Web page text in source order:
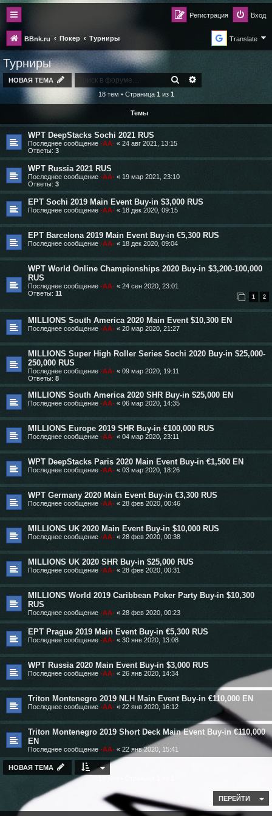
Вход
Регистрация
BBnk.ru Покер Турниры Translate
Турниры
НОВАЯ ТЕМА ПОИСК
18 тем • Страница 1 из 1
Темы
WPT DeepStacks Sochi 2021 RUS
Последнее сообщение -AA- « 24 авг 2021, 13:15
Ответы: 3
WPT Russia 2021 RUS
Последнее сообщение -AA- « 19 мар 2021, 23:10
Ответы: 3
EPT Sochi 2019 Main Event Buy-in $3,000 RUS
Последнее сообщение -AA- « 18 дек 2020, 09:15
EPT Barcelona 2019 Main Event Buy-in €5,300 RUS
Последнее сообщение -AA- « 18 дек 2020, 09:04
WPT World Online Championships 2020 Buy-in $3,200-100,000
RUS
Последнее сообщение -AA- « 24 сен 2020, 23:01
Ответы: 11 1 2
MILLIONS South America 2020 Main Event $10,300 EN
Последнее сообщение -AA- « 20 мар 2020, 21:27
MILLIONS Super High Roller Series Sochi 2020 Buy-in $25,000-
250,000 RUS
Последнее сообщение -AA- « 09 мар 2020, 19:11
Ответы: 8
MILLIONS South America 2020 SHR Buy-in $25,000 EN
Последнее сообщение -AA- « 06 мар 2020, 14:35
MILLIONS Europe 2019 SHR Buy-in €100,000 RUS
Последнее сообщение -AA- « 04 мар 2020, 23:11
WPT DeepStacks Paris 2020 Main Event Buy-in €1,500 EN
Последнее сообщение -AA- « 03 мар 2020, 18:26
WPT Germany 2020 Main Event Buy-in €3,300 RUS
Последнее сообщение -AA- « 28 фев 2020, 00:46
MILLIONS UK 2020 Main Event Buy-in $10,000 RUS
Последнее сообщение -AA- « 28 фев 2020, 00:38
MILLIONS UK 2020 SHR Buy-in $25,000 RUS
Последнее сообщение -AA- « 28 фев 2020, 00:31
MILLIONS World 2019 Caribbean Poker Party Buy-in $10,300
RUS
Последнее сообщение -AA- « 28 фев 2020, 00:23
EPT Prague 2019 Main Event Buy-in €5,300 RUS
Последнее сообщение -AA- « 30 янв 2020, 13:08
WPT Russia 2020 Main Event Buy-in $3,000 RUS
Последнее сообщение -AA- « 26 янв 2020, 14:34
Triton Montenegro 2019 NLH Main Event Buy-in €110,000 EN
Последнее сообщение -AA- « 22 янв 2020, 16:12
Triton Montenegro 2019 Short Deck Main Event Buy-in €110,000
EN
Последнее сообщение -AA- « 22 янв 2020, 15:41
НОВАЯ ТЕМА
ПЕРЕЙТИ